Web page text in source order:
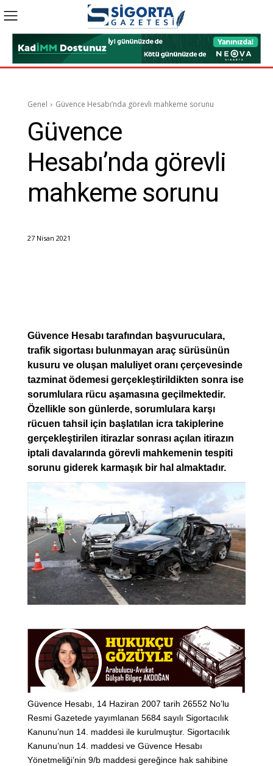
Genel Güvence Hesabı’nda görevli mahkeme sorunu
Güvence
Hesabı’nda görevli
mahkeme sorunu
27 Nisan 2021
Güvence Hesabı tarafından başvuruculara,
trafik sigortası bulunmayan araç sürüsünün
kusuru ve oluşan maluliyet oranı çerçevesinde
tazminat ödemesi gerçekleştirildikten sonra ise
sorumlulara rücu aşamasına geçilmektedir.
Özellikle son günlerde, sorumlulara karşı
rücuen tahsil için başlatılan icra takiplerine
gerçekleştirilen itirazlar sonrası açılan itirazın
iptali davalarında görevli mahkemenin tespiti
sorunu giderek karmaşık bir hal almaktadır.
Güvence Hesabı, 14 Haziran 2007 tarih 26552 No’lu
Resmi Gazetede yayımlanan 5684 sayılı Sigortacılık
Kanunu’nun 14. maddesi ile kurulmuştur. Sigortacılık
Kanunu’nun 14. maddesi ve Güvence Hesabı
Yönetmeliği’nin 9/b maddesi gereğince hak sahibine